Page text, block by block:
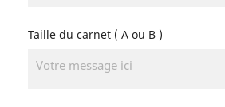
Taille du carnet ( A ou B )